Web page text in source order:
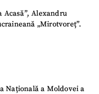
Alexandru
„Mirotvoreț”.
Națională a Moldovei a